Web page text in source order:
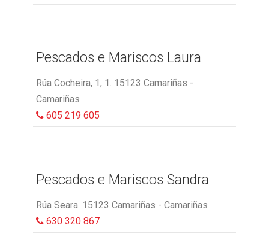
Pescados e Mariscos Laura
Rúa Cocheira, 1, 1. 15123 Camariñas -
Camariñas
605 219 605
Pescados e Mariscos Sandra
Rúa Seara. 15123 Camariñas - Camariñas
630 320 867